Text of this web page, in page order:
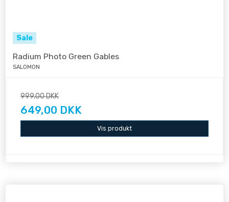
Sale
Radium Photo Green Gables
SALOMON
999,00 DKK
649,00 DKK
Vis produkt